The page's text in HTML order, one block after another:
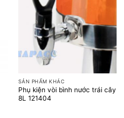
SẢN PHẨM KHÁC
Phụ kiện vòi bình nước trái cây
8L 121404